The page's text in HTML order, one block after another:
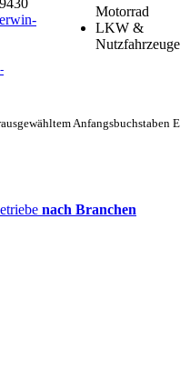
Motorrad
LKW &
Nutzfahrzeuge
Anfangsbuchstaben E
nach Branchen